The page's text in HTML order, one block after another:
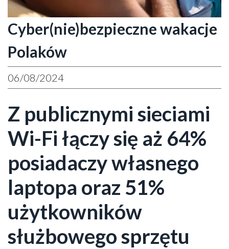
Cyber(nie)bezpieczne wakacje
Polaków
06/08/2024
Z publicznymi sieciami
Wi-Fi łączy się aż 64%
posiadaczy własnego
laptopa oraz 51%
użytkowników
służbowego sprzętu